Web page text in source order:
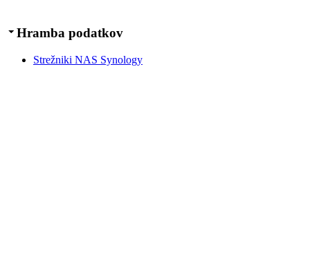
Hramba podatkov
Strežniki NAS Synology